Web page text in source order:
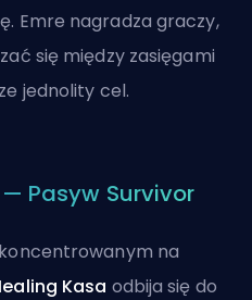
Emre nagradza graczy,
się między zasięgami
jednolity cel.
Pasyw Survivor
na
Kasa odbija się do